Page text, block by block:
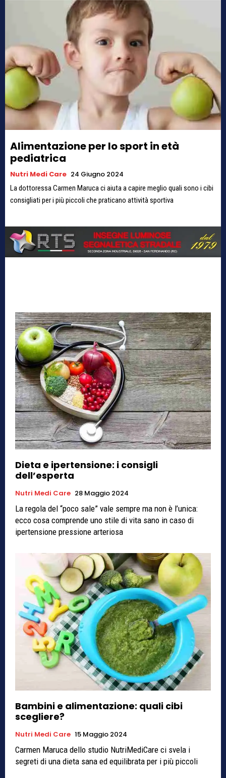
Alimentazione per lo sport in età
pediatrica
Nutri Medi Care 24 Giugno 2024
La dottoressa Carmen Maruca ci aiuta a capire meglio quali sono i cibi
consigliati per i più piccoli che praticano attività sportiva
Dieta e ipertensione: i consigli
dell’esperta
Nutri Medi Care 28 Maggio 2024
La regola del “poco sale” vale sempre ma non è l’unica:
ecco cosa comprende uno stile di vita sano in caso di
ipertensione pressione arteriosa
Bambini e alimentazione: quali cibi
scegliere?
Nutri Medi Care 15 Maggio 2024
Carmen Maruca dello studio NutriMediCare ci svela i
segreti di una dieta sana ed equilibrata per i più piccoli